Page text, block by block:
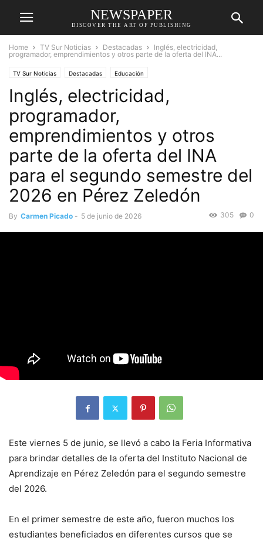
NEWSPAPER
DISCOVER THE ART OF PUBLISHING
Home TV Sur Noticias Destacadas
Inglés, electricidad,
programador, emprendimientos y otros parte de la oferta del INA...
TV Sur Noticias Destacadas Educación
Inglés, electricidad,
programador,
emprendimientos y otros
parte de la oferta del INA
para el segundo semestre del
2026 en Pérez Zeledón
By Carmen Picado - 5 de junio de 2026 0
305
Este viernes 5 de junio, se llevó a cabo la Feria Informativa
para brindar detalles de la oferta del Instituto Nacional de
Aprendizaje en Pérez Zeledón para el segundo semestre
del 2026.
En el primer semestre de este año, fueron muchos los
estudiantes beneficiados en diferentes cursos que se